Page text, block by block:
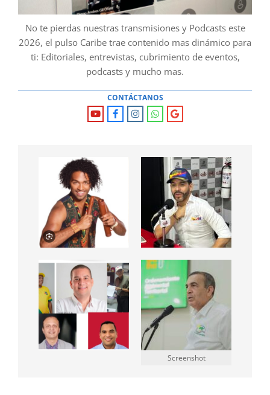
No te pierdas nuestras transmisiones y Podcasts este
2026, el pulso Caribe trae contenido mas dinámico para
ti: Editoriales, entrevistas, cubrimiento de eventos,
podcasts y mucho mas.
CONTÁCTANOS
Screenshot